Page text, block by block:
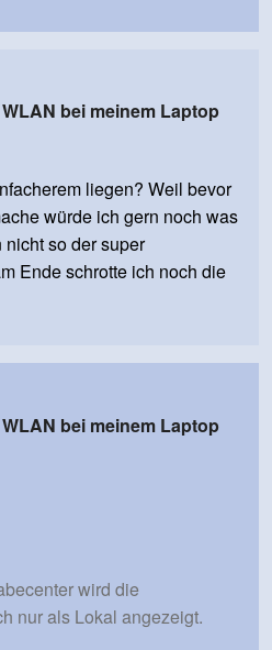
bei meinem Laptop
liegen? Weil bevor
würde ich gern noch was
so der super
Ende schrotte ich noch die
bei meinem Laptop
wird die
nur als Lokal angezeigt.